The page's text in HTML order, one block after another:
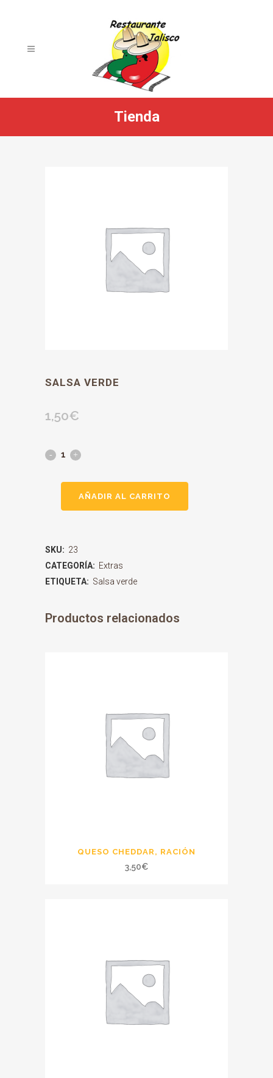
Tienda
SALSA VERDE
1,50€
AÑADIR AL CARRITO
SKU: 23
CATEGORÍA: Extras
ETIQUETA: Salsa verde
Productos relacionados
QUESO CHEDDAR, RACIÓN
3,50€